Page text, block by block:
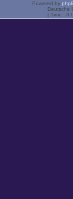
Powered by
Deutsche
[ Time :